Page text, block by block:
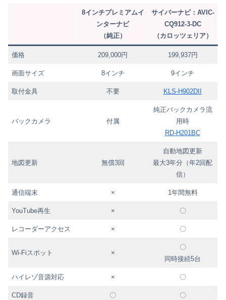
8インチプレミアムイ
ンターナビ
（純正）
サイバーナビ：AVIC-
CQ912-3-DC
（カロッツェリア）
価格 209,000円 199,937円
画面サイズ 8インチ 9インチ
取付金具 不要 KLS-H902DII
バックカメラ 付属
純正バックカメラ流
用時
RD-H201BC
地図更新 無償3回
自動地図更新
最大3年分（年2回配
信）
通信端末 × 1年間無料
YouTube再生 × 〇
レコーダーアクセス × 〇
Wi-Fiスポット ×
〇
同時接続5台
ハイレゾ音源対応 × 〇
CD録音 〇 〇